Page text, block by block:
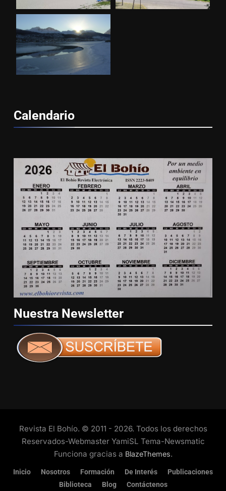
Calendario
Nuestra Newsletter
Revista El Bohío. © 2011 - 2026. Todos los derechos
Reservados-Webmaster YamiSL Tema-Newsmatic
Funciona gracias a BlazeThemes.
Inicio Nosotros Formación De Interés
Publicaciones
Biblioteca
Blog Contáctenos